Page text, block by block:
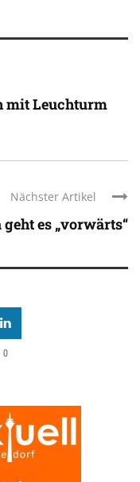
mit Leuchturm
Nächster Artikel
es „vorwärts“
0